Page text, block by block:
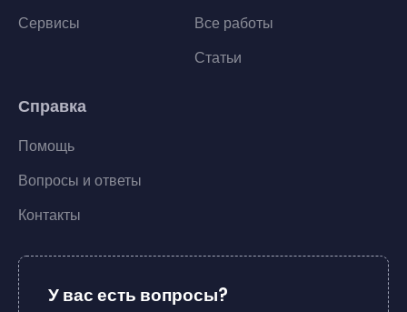
Сервисы
Все работы
Статьи
Справка
Помощь
Вопросы и ответы
Контакты
У вас есть вопросы?